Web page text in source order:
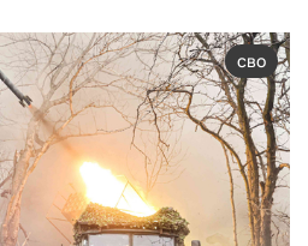
сво